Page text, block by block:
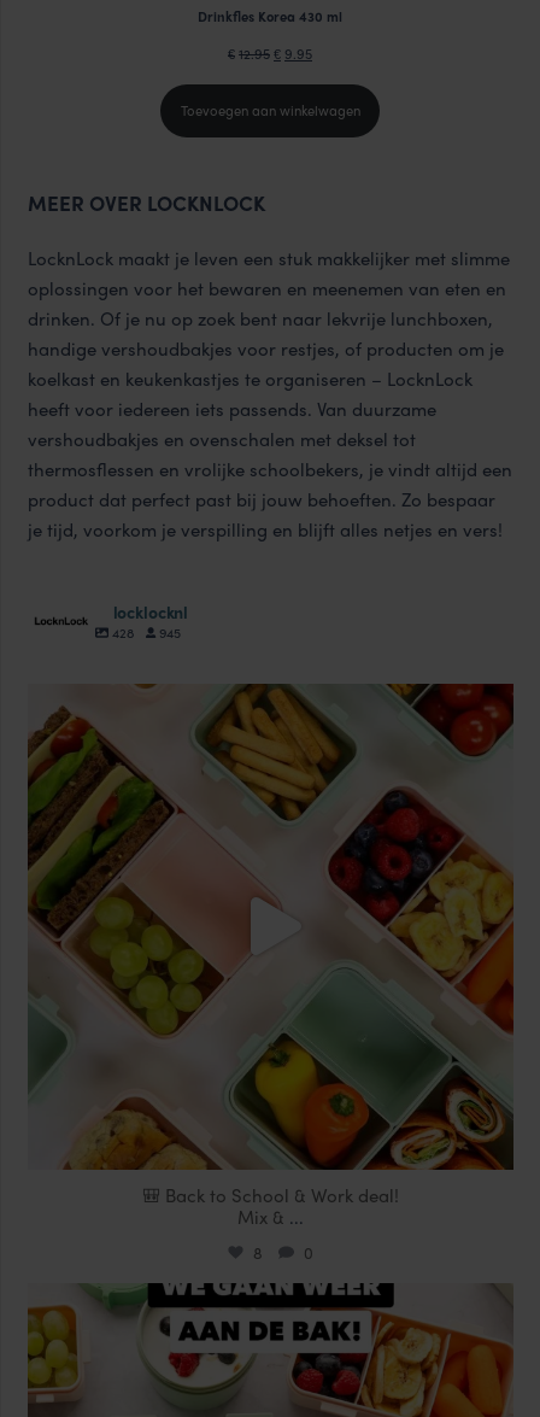
Drinkfles Korea 430 ml
€ 12.95Oorspronkelijke
prijs
was:
€12.95.
€ 9.95Huidige
prijs
is:
€9.95.
Toevoegen aan winkelwagen
MEER OVER LOCKNLOCK
LocknLock maakt je leven een stuk makkelijker met slimme
oplossingen voor het bewaren en meenemen van eten en
drinken. Of je nu op zoek bent naar lekvrije lunchboxen,
handige vershoudbakjes voor restjes, of producten om je
koelkast en keukenkastjes te organiseren – LocknLock
heeft voor iedereen iets passends. Van duurzame
vershoudbakjes en ovenschalen met deksel tot
thermosflessen en vrolijke schoolbekers, je vindt altijd een
product dat perfect past bij jouw behoeften. Zo bespaar
je tijd, voorkom je verspilling en blijft alles netjes en vers!
locklocknl
428 945
locklocknl
Aug 18
🎒 Back to School & Work deal!
Mix & ...
8 0
locklocknl
Aug 14